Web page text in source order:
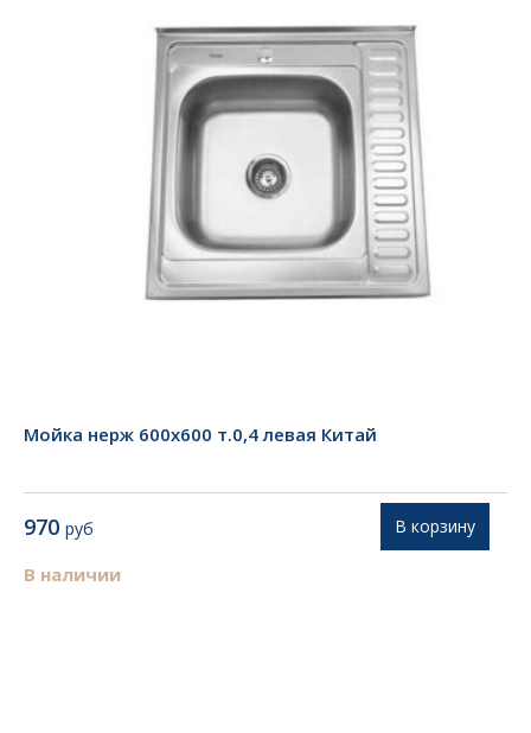
Мойка нерж 600х600 т.0,4 левая Китай
970 руб
В наличии
В корзину